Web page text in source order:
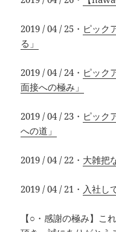
2019 / 04 / 25・ ピック
る」
2019 / 04 / 24・ ピック
面接への極み」
2019 / 04 / 23・ ピック
への道」
2019 / 04 / 22・ 大雑把
2019 / 04 / 21・ 入社し
【○・感謝の極み】こ